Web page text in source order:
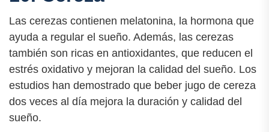
Las cerezas contienen melatonina, la hormona que
ayuda a regular el sueño. Además, las cerezas
también son ricas en antioxidantes, que reducen el
estrés oxidativo y mejoran la calidad del sueño. Los
estudios han demostrado que beber jugo de cereza
dos veces al día mejora la duración y calidad del
sueño.